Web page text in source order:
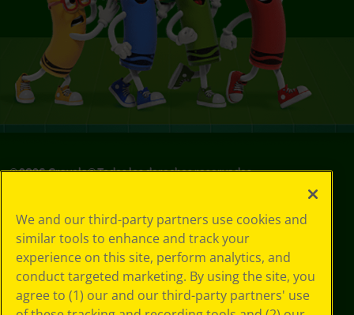
©2026Crayola® Todos los derechos reservados.
de privacidad
Política de
privacidad
Términos de SMS
GDPR
Aviso de
We and our third-party partners use cookies and
similar tools to enhance and track your
experience on this site, perform analytics, and
conduct targeted marketing. By using the site, you
agree to (1) our and our third-party partners' use